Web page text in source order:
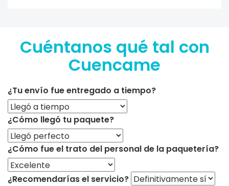
Cuéntanos qué tal con
Cuencame
¿Tu envío fue entregado a tiempo?
¿Cómo llegó tu paquete?
¿Cómo fue el trato del personal de la paquetería?
¿Recomendarías el servicio?